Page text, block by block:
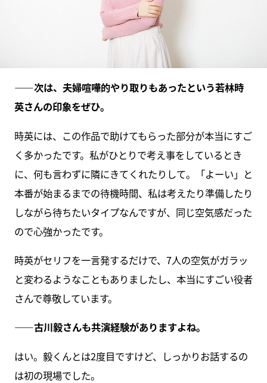
――次は、夫婦喧嘩的やり取りもあったという若林時
英さんの印象をぜひ。
時英には、この作品で助けてもらった部分が本当にすご
く多かったです。私がひとりで考え事をしているとき
に、何も言わずに隣にきてくれたりして。「よーい」と
本番が始まるまでの待機時間、私は考えたり準備したり
しながら待ちたいタイプなんですが、同じ空気感だった
ので心強かったです。
時英がセリフを一言発するだけで、7人の空気がガラッ
と変わるようなこともありましたし、本当にすごい役者
さんで尊敬しています。
――古川毅さんも共演経験がありますよね。
はい。毅くんとは2度目ですけど、しっかりお話するの
は初の現場でした。